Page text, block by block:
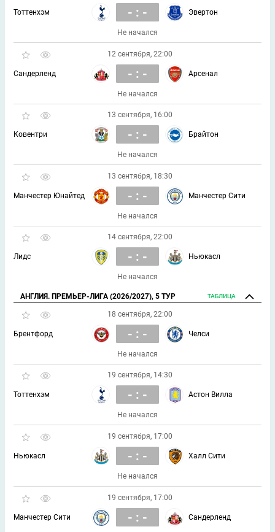
Тоттенхэм - : - Эвертон
Не начался
12 сентября, 22:00
Сандерленд - : - Арсенал
Не начался
13 сентября, 16:00
Ковентри - : - Брайтон
Не начался
13 сентября, 18:30
Манчестер Юнайтед - : - Манчестер Сити
Не начался
14 сентября, 22:00
Лидс - : - Ньюкасл
Не начался
АНГЛИЯ. ПРЕМЬЕР-ЛИГА (2026/2027), 5 ТУР ТАБЛИЦА
18 сентября, 22:00
Брентфорд - : - Челси
Не начался
19 сентября, 14:30
Тоттенхэм - : - Астон Вилла
Не начался
19 сентября, 17:00
Ньюкасл - : - Халл Сити
Не начался
19 сентября, 17:00
Манчестер Сити - : - Сандерленд